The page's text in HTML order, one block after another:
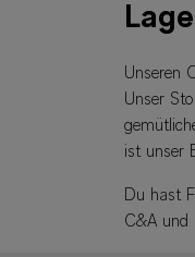
Unseren
Unser
ist unser
Du hast
C&A und